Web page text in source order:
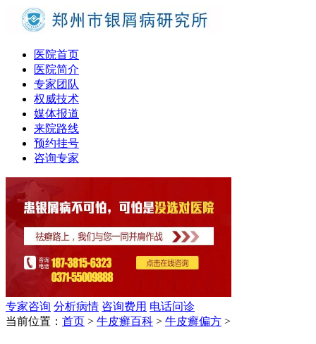
医院首页
医院简介
专家团队
权威技术
媒体报道
来院路线
预约挂号
咨询专家
专家咨询 分析病情 咨询费用 电话问诊
当前位置： 首页 > 牛皮癣百科 > 牛皮癣偏方 >